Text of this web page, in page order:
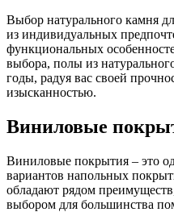
Выбор натурального камня
из индивидуальных
функциональных
выбора, полы из
годы, радуя вас своей
изысканностью.
Виниловые
Виниловые покрытия – это
вариантов напольных
обладают рядом
выбором для большинства